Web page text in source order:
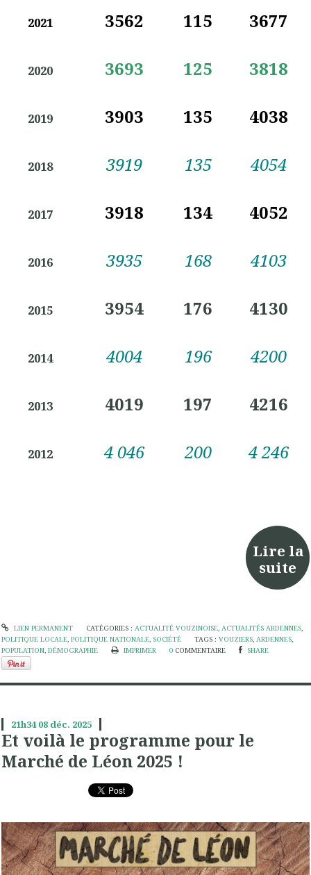
2021 3562 115 3677
2020 3693 125 3818
2019 3903 135 4038
2018 3919 135 4054
2017 3918 134 4052
2016 3935 168 4103
2015 3954 176 4130
2014 4004 196 4200
2013 4019 197 4216
2012 4 046 200 4 246
Lire la
suite
LIEN PERMANENT CATÉGORIES : ACTUALITÉ VOUZINOISE, ACTUALITÉS ARDENNES,
POLITIQUE LOCALE, POLITIQUE NATIONALE, SOCIÉTÉ TAGS :VOUZIERS,ARDENNES,
POPULATION, DÉMOGRAPHIE IMPRIMER 0 COMMENTAIRE SHARE
21h34 08 déc. 2025
Et voilà le programme pour le
Marché de Léon 2025 !